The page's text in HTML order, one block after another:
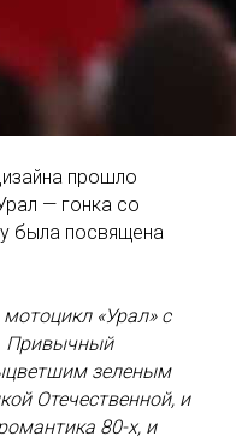
прошло
— гонка со
была посвящена
«Урал» с
Привычный
зеленым
Отечественной, и
80-х, и